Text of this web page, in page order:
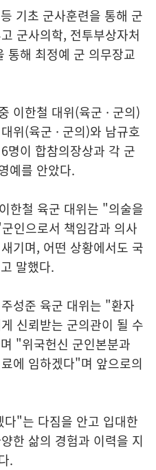
기초 군사훈련을 통해 군
군사의학, 전투부상자처
통해 최정예 군 의무장교
이한철 대위(육군 · 군의)
위(육군 · 군의)와 남규호
명이 합참의장상과 각 군
예를 안았다.
한철 육군 대위는 "의술을
인으로서 책임감과 의사
기며, 어떤 상황에서도 국
말했다.
성준 육군 대위는 "환자
신뢰받는 군의관이 될 수
"위국헌신 군인본분과
에 임하겠다"며 앞으로의
"는 다짐을 안고 입대한
한 삶의 경험과 이력을 지
.